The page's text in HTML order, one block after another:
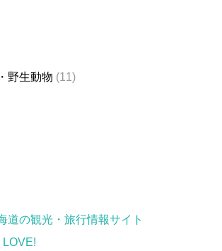
野生動物 (11)
道の観光・旅行情報サイト
LOVE!